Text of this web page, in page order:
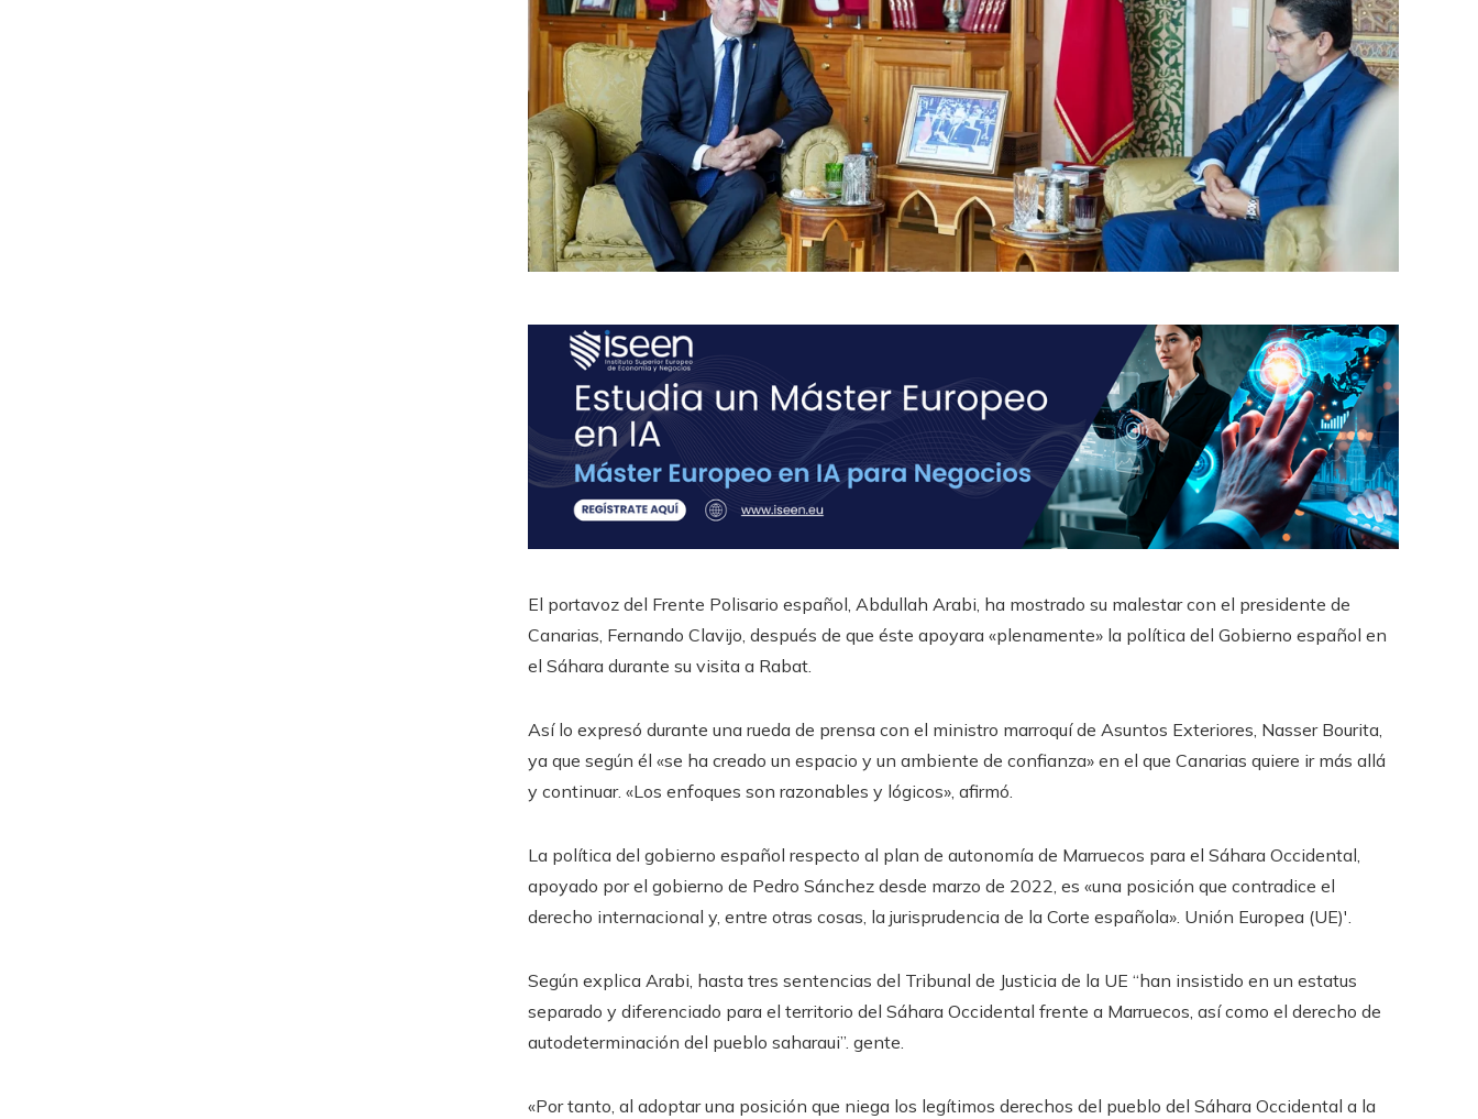
El portavoz del Frente Polisario español, Abdullah Arabi, ha mostrado su malestar con el presidente de
Canarias, Fernando Clavijo, después de que éste apoyara «plenamente» la política del Gobierno español en
el Sáhara durante su visita a Rabat.
Así lo expresó durante una rueda de prensa con el ministro marroquí de Asuntos Exteriores, Nasser Bourita,
ya que según él «se ha creado un espacio y un ambiente de confianza» en el que Canarias quiere ir más allá
y continuar. «Los enfoques son razonables y lógicos», afirmó.
La política del gobierno español respecto al plan de autonomía de Marruecos para el Sáhara Occidental,
apoyado por el gobierno de Pedro Sánchez desde marzo de 2022, es «una posición que contradice el
derecho internacional y, entre otras cosas, la jurisprudencia de la Corte española». Unión Europea (UE)'.
Según explica Arabi, hasta tres sentencias del Tribunal de Justicia de la UE “han insistido en un estatus
separado y diferenciado para el territorio del Sáhara Occidental frente a Marruecos, así como el derecho de
autodeterminación del pueblo saharaui”. gente.
«Por tanto, al adoptar una posición que niega los legítimos derechos del pueblo del Sáhara Occidental a la